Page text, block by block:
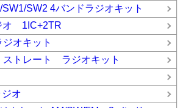
SW2 4バンドラジオキット
オ 1IC+2TR
オキット
トレート ラジオキット
ジオ